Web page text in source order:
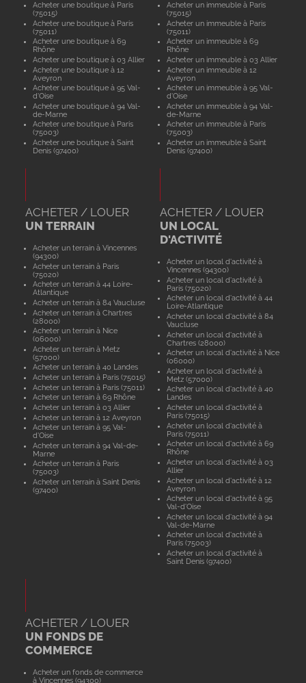
Acheter une boutique à Paris
(75015)
Acheter une boutique à Paris
(75011)
Acheter une boutique à 69
Rhône
Acheter une boutique à 03 Allier
Acheter une boutique à 12
Aveyron
Acheter une boutique à 95 Val-
d'Oise
Acheter une boutique à 94 Val-
de-Marne
Acheter une boutique à Paris
(75003)
Acheter une boutique à Saint
Denis (97400)
Acheter un immeuble à Paris
(75015)
Acheter un immeuble à Paris
(75011)
Acheter un immeuble à 69
Rhône
Acheter un immeuble à 03 Allier
Acheter un immeuble à 12
Aveyron
Acheter un immeuble à 95 Val-
d'Oise
Acheter un immeuble à 94 Val-
de-Marne
Acheter un immeuble à Paris
(75003)
Acheter un immeuble à Saint
Denis (97400)
ACHETER / LOUER
UN TERRAIN
Acheter un terrain à Vincennes
(94300)
Acheter un terrain à Paris
(75020)
Acheter un terrain à 44 Loire-
Atlantique
Acheter un terrain à 84 Vaucluse
Acheter un terrain à Chartres
(28000)
Acheter un terrain à Nice
(06000)
Acheter un terrain à Metz
(57000)
Acheter un terrain à 40 Landes
Acheter un terrain à Paris (75015)
Acheter un terrain à Paris (75011)
Acheter un terrain à 69 Rhône
Acheter un terrain à 03 Allier
Acheter un terrain à 12 Aveyron
Acheter un terrain à 95 Val-
d'Oise
Acheter un terrain à 94 Val-de-
Marne
Acheter un terrain à Paris
(75003)
Acheter un terrain à Saint Denis
(97400)
ACHETER / LOUER
UN LOCAL
D'ACTIVITÉ
Acheter un local d'activité à
Vincennes (94300)
Acheter un local d'activité à
Paris (75020)
Acheter un local d'activité à 44
Loire-Atlantique
Acheter un local d'activité à 84
Vaucluse
Acheter un local d'activité à
Chartres (28000)
Acheter un local d'activité à Nice
(06000)
Acheter un local d'activité à
Metz (57000)
Acheter un local d'activité à 40
Landes
Acheter un local d'activité à
Paris (75015)
Acheter un local d'activité à
Paris (75011)
Acheter un local d'activité à 69
Rhône
Acheter un local d'activité à 03
Allier
Acheter un local d'activité à 12
Aveyron
Acheter un local d'activité à 95
Val-d'Oise
Acheter un local d'activité à 94
Val-de-Marne
Acheter un local d'activité à
Paris (75003)
Acheter un local d'activité à
Saint Denis (97400)
ACHETER / LOUER
UN FONDS DE
COMMERCE
Acheter un fonds de commerce
à Vincennes (94300)